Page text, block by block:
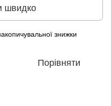
швидко
знижки
Порівняти